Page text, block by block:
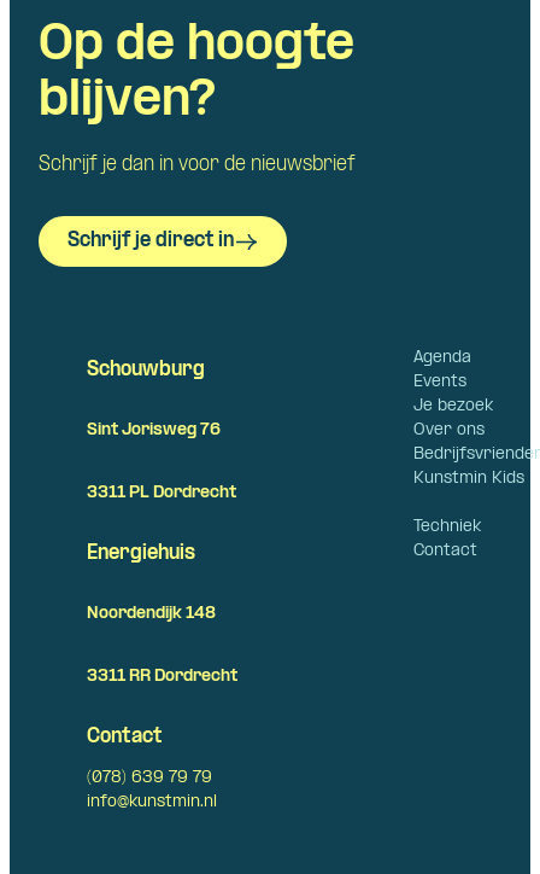
Op de hoogte
blijven?
Schrijf je dan in voor de nieuwsbrief
Schrijf je direct in
Agenda
Events
Je bezoek
Over ons
Kunstmin Kids
Techniek
Contact
Schouwburg
Sint Jorisweg 76
3311 PL Dordrecht
Energiehuis
Noordendijk 148
3311 RR Dordrecht
Contact
(078) 639 79 79
info@kunstmin.nl